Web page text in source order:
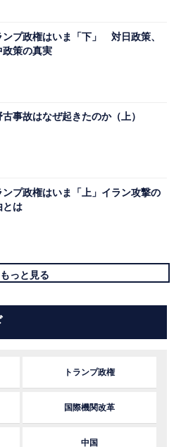
ンプ政権はいま「下」 対日政策、
政策の真実
古事故はなぜ起きたのか（上）
ンプ政権はいま「上」イラン攻撃の
とは
もっと見る
トランプ政権
国際機関改革
中国